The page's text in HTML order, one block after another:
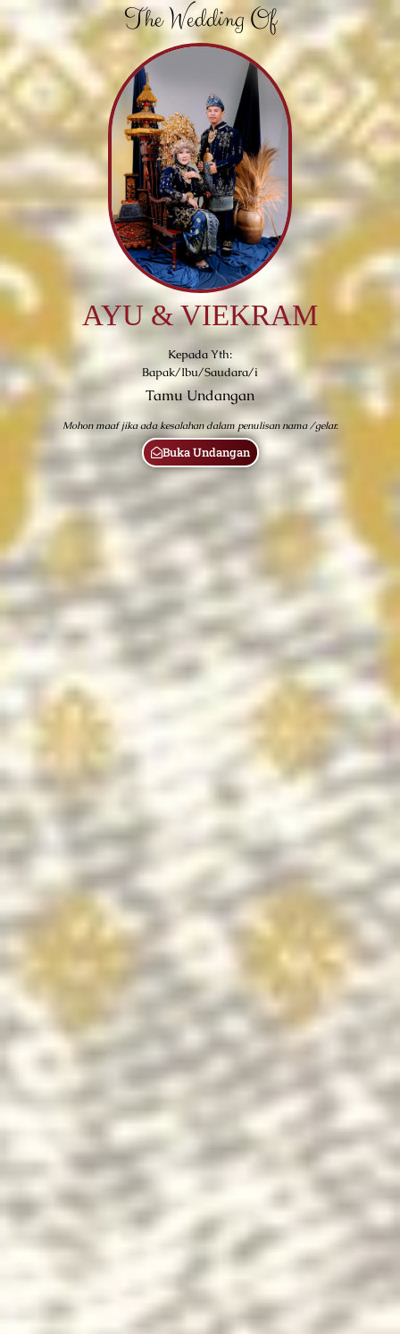
The Wedding Of
AYU & VIEKRAM
Kepada Yth:
Bapak/Ibu/Saudara/i
Tamu Undangan
Mohon maaf jika ada kesalahan dalam penulisan nama /gelar.
Buka Undangan